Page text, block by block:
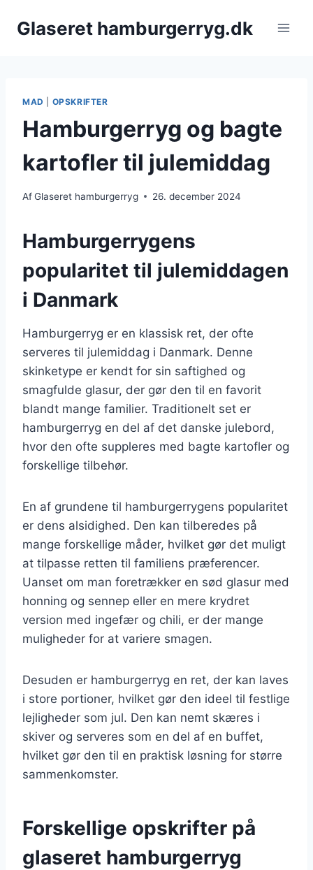
Glaseret hamburgerryg.dk
MAD OPSKRIFTER
Hamburgerryg og bagte
kartofler til julemiddag
AfGlaseret hamburgerryg 26. december 2024
Hamburgerrygens
popularitet til julemiddagen
i Danmark
Hamburgerryg er en klassisk ret, der ofte
serveres til julemiddag i Danmark. Denne
skinketype er kendt for sin saftighed og
smagfulde glasur, der gør den til en favorit
blandt mange familier. Traditionelt set er
hamburgerryg en del af det danske julebord,
hvor den ofte suppleres med bagte kartofler og
forskellige tilbehør.
En af grundene til hamburgerrygens popularitet
er dens alsidighed. Den kan tilberedes på
mange forskellige måder, hvilket gør det muligt
at tilpasse retten til familiens præferencer.
Uanset om man foretrækker en sød glasur med
honning og sennep eller en mere krydret
version med ingefær og chili, er der mange
muligheder for at variere smagen.
Desuden er hamburgerryg en ret, der kan laves
i store portioner, hvilket gør den ideel til festlige
lejligheder som jul. Den kan nemt skæres i
skiver og serveres som en del af en buffet,
hvilket gør den til en praktisk løsning for større
sammenkomster.
Forskellige opskrifter på
glaseret hamburgerryg